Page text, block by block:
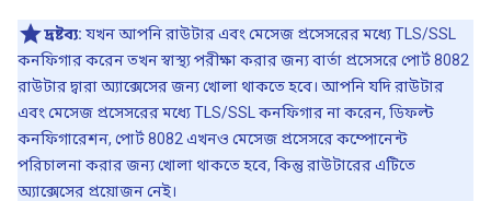
দ্রষ্টব্য: যখন আপনি রাউটার এবং মেসেজ প্রসেসরের মধ্যে TLS/SSL
কনফিগার করেন তখন স্বাস্থ্য পরীক্ষা করার জন্য বার্তা প্রসেসরে পোর্ট 8082
রাউটার দ্বারা অ্যাক্সেসের জন্য খোলা থাকতে হবে। আপনি যদি রাউটার
এবং মেসেজ প্রসেসরের মধ্যে TLS/SSL কনফিগার না করেন, ডিফল্ট
কনফিগারেশন, পোর্ট 8082 এখনও মেসেজ প্রসেসরে কম্পোনেন্ট
পরিচালনা করার জন্য খোলা থাকতে হবে, কিন্তু রাউটারের এটিতে
অ্যাক্সেসের প্রয়োজন নেই।